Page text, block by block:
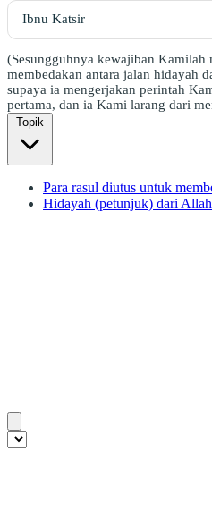
(Sesungguhnya kewajiban
membedakan antara jalan hidayah
supaya ia mengerjakan perintah
pertama, dan ia Kami larang dari
Topik
Para rasul diutus untuk
Hidayah (petunjuk) dari Allah